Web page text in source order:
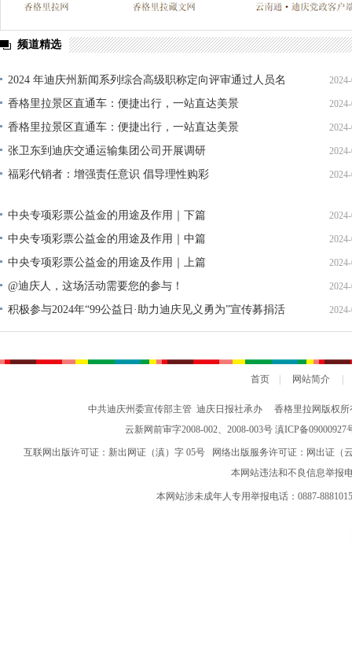
频道精选
2024 年迪庆州新闻系列综合高级职称定向评审通过人员名
单公示
香格里拉景区直通车：便捷出行，一站直达美景
香格里拉景区直通车：便捷出行，一站直达美景
张卫东到迪庆交通运输集团公司开展调研
福彩代销者：增强责任意识 倡导理性购彩
中央专项彩票公益金的用途及作用｜下篇
中央专项彩票公益金的用途及作用｜中篇
中央专项彩票公益金的用途及作用｜上篇
@迪庆人，这场活动需要您的参与！
积极参与2024年“99公益日·助力迪庆见义勇为”宣传募捐活
动倡议书